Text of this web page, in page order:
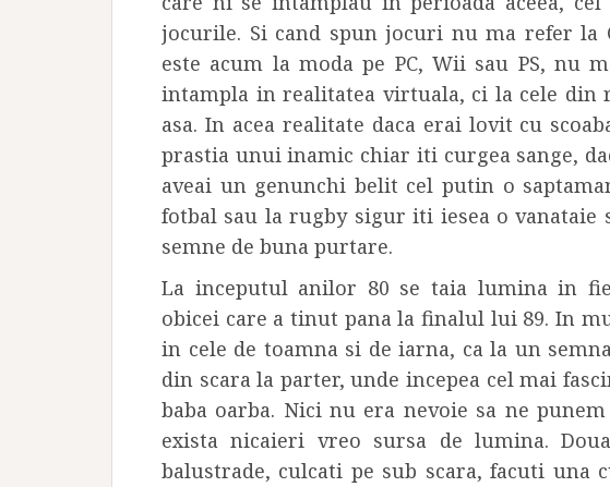
jocurile. Si cand spun jocuri nu ma refer la
este acum la moda pe PC, Wii sau PS, nu
intampla in realitatea virtuala, ci la cele din
asa. In acea realitate daca erai lovit cu
prastia unui inamic chiar iti curgea sange,
aveai un genunchi belit cel putin o
fotbal sau la rugby sigur iti iesea o vanataie
semne de buna purtare.
La inceputul anilor 80 se taia lumina in
obicei care a tinut pana la finalul lui 89. In
in cele de toamna si de iarna, ca la un
din scara la parter, unde incepea cel mai
baba oarba. Nici nu era nevoie sa ne
exista nicaieri vreo sursa de lumina.
balustrade, culcati pe sub scara, facuti una